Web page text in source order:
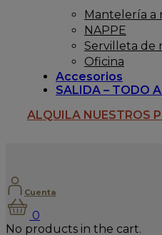
Mantelería a
NAPPE
Servilleta de
Oficina
Accesorios
SALIDA – TODO
ALQUILA NUESTROS
Cuenta
0
No products in the cart.